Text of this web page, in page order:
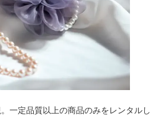
一定品質以上の商品のみをレンタルし